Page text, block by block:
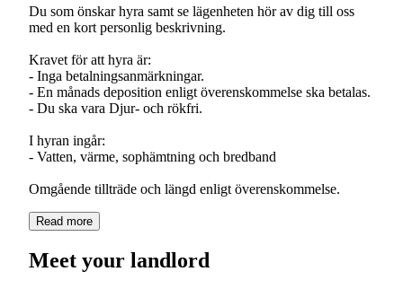
Du som önskar hyra samt se lägenheten hör av dig till oss
med en kort personlig beskrivning.
Kravet för att hyra är:
- Inga betalningsanmärkningar.
- En månads deposition enligt överenskommelse ska betalas.
- Du ska vara Djur- och rökfri.
I hyran ingår:
- Vatten, värme, sophämtning och bredband
Omgående tillträde och längd enligt överenskommelse.
Read more
Meet your landlord